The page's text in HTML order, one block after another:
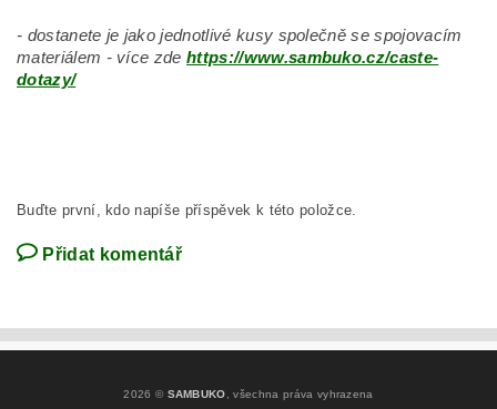
- dostanete je jako jednotlivé kusy společně se spojovacím
materiálem - více zdehttps://www.sambuko.cz/caste-
dotazy/
Buďte první, kdo napíše příspěvek k této položce.
Přidat komentář
2026 © SAMBUKO , všechna práva vyhrazena